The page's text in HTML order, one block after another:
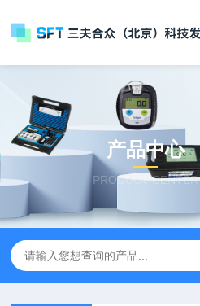
产品中心
PRODUCT CENTER